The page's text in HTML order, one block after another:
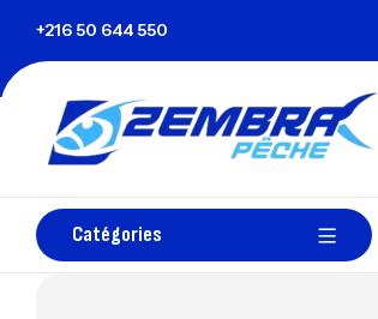
+216 50 644 550
Tunisie
Catégories